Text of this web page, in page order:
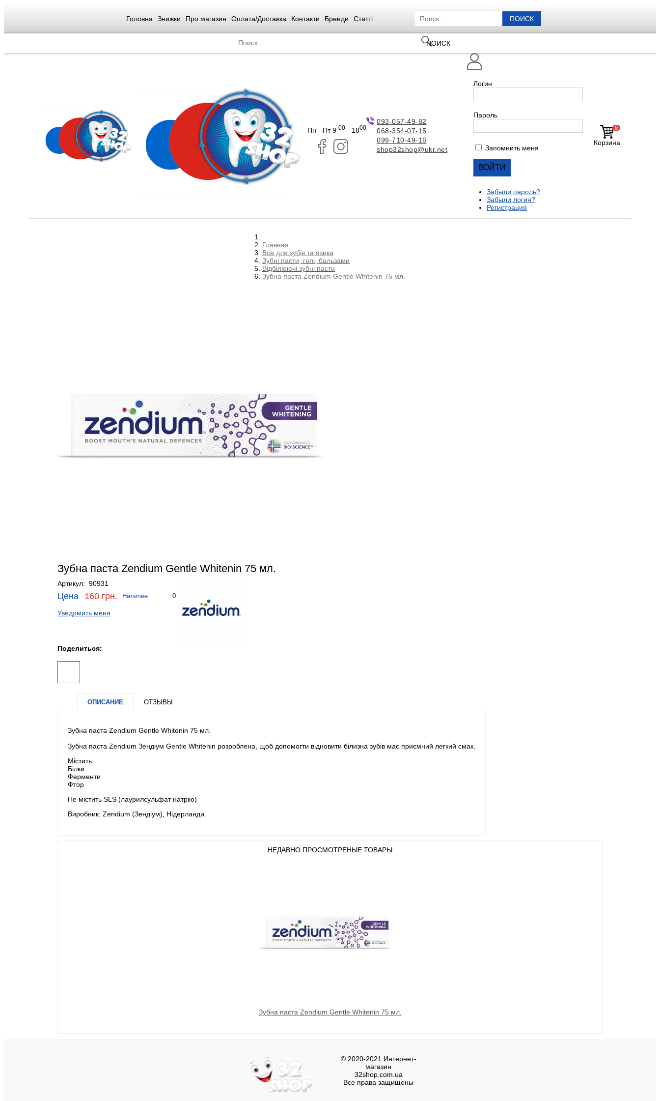
Головна Знижки Про магазин Оплата/Доставка Контакти Бренди Статті ПОИСК
ПОИСК
Пн - Пт 9 00 - 1800
093-057-49-82
068-354-07-15
099-710-49-16
shop32shop@ukr.net
0
Корзина
Логин
Пароль
Запомнить меня
Забыли пароль?
Забыли логин?
Регистрация
Главная
Все для зубів та язика
Зубні пасти, гелі, бальзами
Відбілюючі зубні пасти
Зубна паста Zendium Gentle Whitenin 75 мл.
Зубна паста Zendium Gentle Whitenin 75 мл.
Артикул: 90931
Цена 160 грн. Наличие: 0
Уведомить меня
Поделиться:
ОПИСАНИЕ ОТЗЫВЫ
Зубна паста Zendium Gentle Whitenin 75 мл.
Зубна паста Zendium Зендіум Gentle Whitenin розроблена, щоб допомогти відновити білизна зубів має приємний легкий смак.
Містить:
Білки
Ферменти
Фтор
Не містить SLS (лаурилсульфат натрію)
Виробник: Zendium (Зендіум), Нідерланди.
НЕДАВНО ПРОСМОТРЕНЫЕ ТОВАРЫ
Зубна паста Zendium Gentle Whitenin 75 мл.
© 2020-2021 Интернет-
магазин
32shop.com.ua
Все права защищены